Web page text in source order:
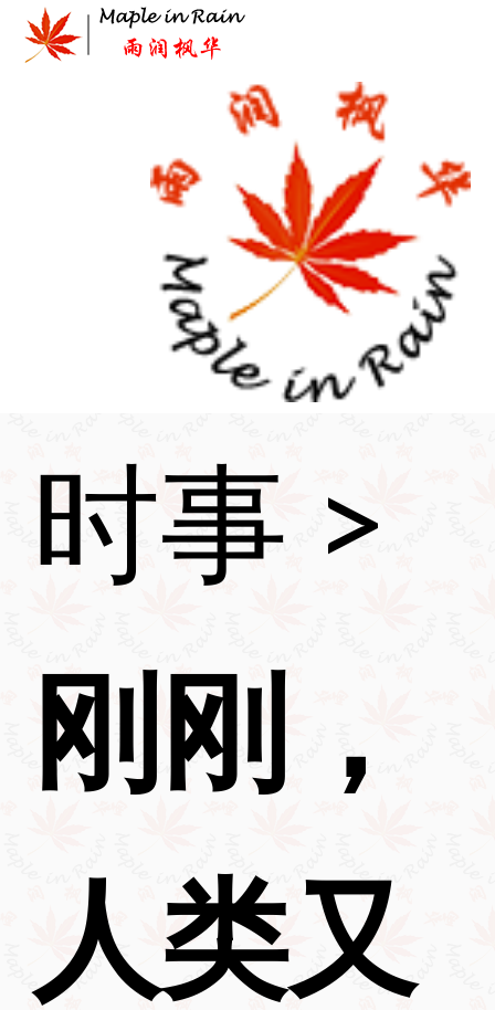
content
首页>
时事 >
刚刚，
人类又